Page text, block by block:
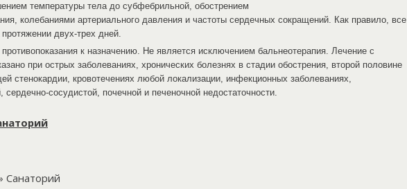
температуры тела до субфебрильной, обострением
колебаниями артериального давления и частоты сердечных сокращений. Как правило, все
двух-трех дней.
к назначению. Не является исключением бальнеотерапия. Лечение с
при острых заболеваниях, хронических болезнях в стадии обострения, второй половине
стенокардии, кровотечениях любой локализации, инфекционных заболеваниях,
сердечно-сосудистой, почечной и печеночной недостаточности.
Санаторий